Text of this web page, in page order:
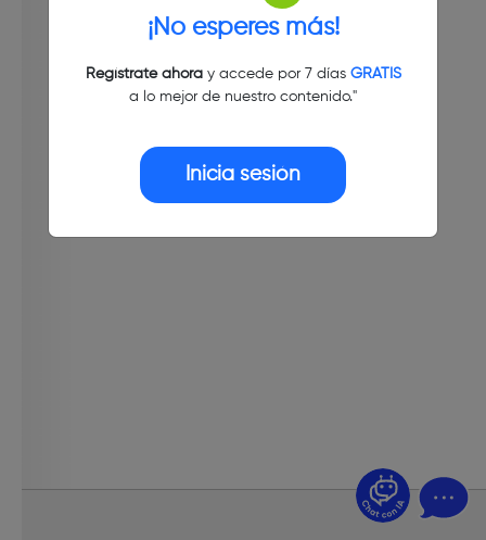
¡No esperes más!
Regístrate ahoray accede por 7 días GRATIS
a lo mejor de nuestro contenido."
Inicia sesión